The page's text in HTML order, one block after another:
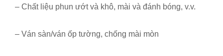
– Chất liệu phun ướt và khô, mài và đánh bóng, v.v.
– Ván sàn/ván ốp tường, chống mài mòn